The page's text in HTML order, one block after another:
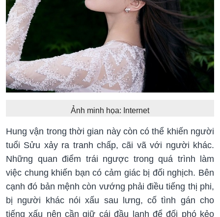
Ảnh minh họa: Internet
Hung vận trong thời gian này còn có thể khiến người
tuổi Sửu xảy ra tranh chấp, cãi vã với người khác.
Những quan điểm trái ngược trong quá trình làm
việc chung khiến bạn có cảm giác bị đối nghịch. Bên
cạnh đó bản mệnh còn vướng phải điều tiếng thị phi,
bị người khác nói xấu sau lưng, cố tình gán cho
tiếng xấu nên cần giữ cái đầu lạnh để đối phó kẻo